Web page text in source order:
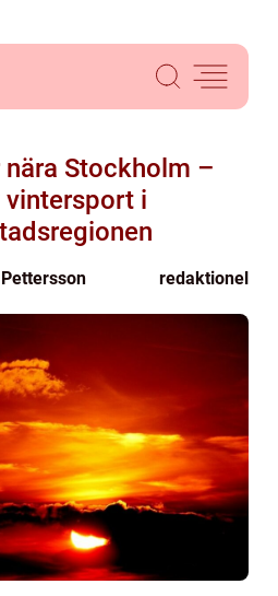
Stockholm –
vintersport i
redaktionel